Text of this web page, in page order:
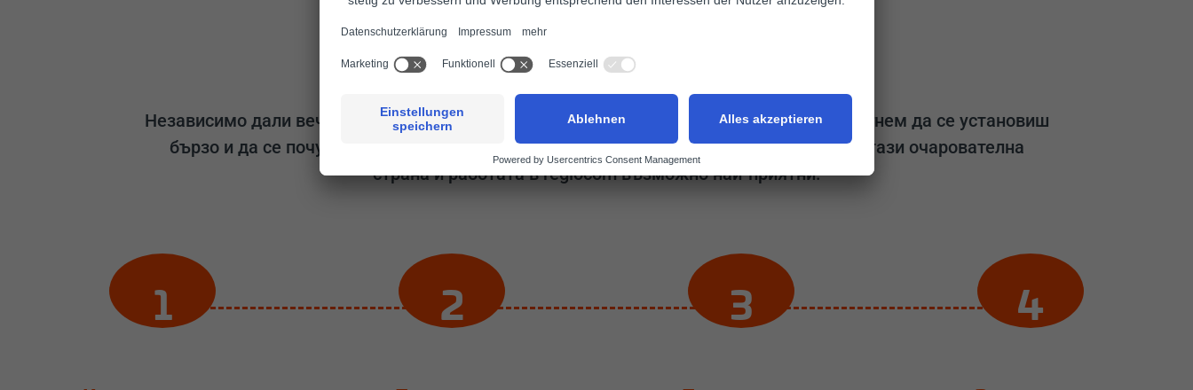
Премести се в България
Независимо дали вече имаш опит в България, или си тук за първи път, ние ще ти помогнем да се установиш
бързо и да се почувстваш като у дома си. Екипът ни е готов да направи старта ти в тази очарователна
страна и работата в regiocom възможно най-приятни.